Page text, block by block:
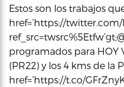
Estos son los trabajos
href=’https://
programados para HOY
(PR22) y los 4 kms de la
href=’https://t.co/